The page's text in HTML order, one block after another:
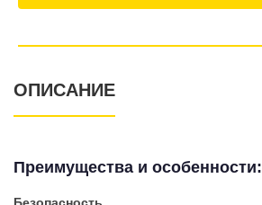
ОПИСАНИЕ
Преимущества и особенности: